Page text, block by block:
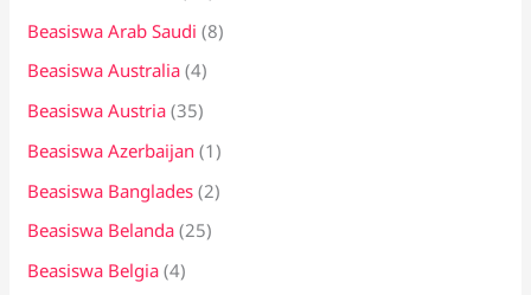
k
:
Beasiswa Arab Saudi (8)
Beasiswa Australia (4)
Beasiswa Austria (35)
Beasiswa Azerbaijan (1)
Beasiswa Banglades (2)
Beasiswa Belanda (25)
Beasiswa Belgia (4)